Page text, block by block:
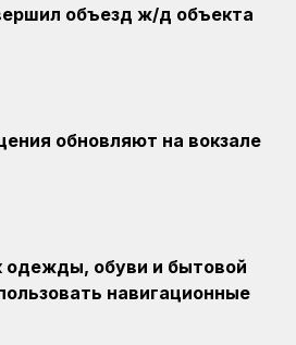
объезд ж/д объекта
обновляют на вокзале
одежды, обуви и бытовой
навигационные